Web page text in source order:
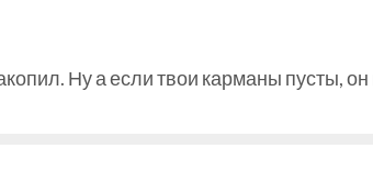
Ну а если твои карманы пусты,